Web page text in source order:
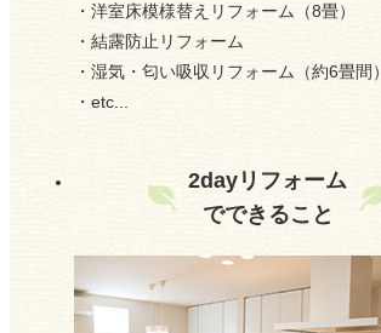
年末年始休業日のお知らせ
2023/07/31
イベント情報
2023/04/29
お得なお知らせです
・洋室床模様替えリフォーム（8畳）
・結露防止リフォーム
・湿気・匂い吸収リフォーム（約6畳間）
・etc...
2dayリフォーム
でできること